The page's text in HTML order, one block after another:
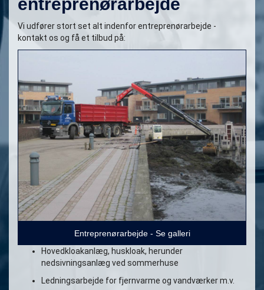
Vi udfører stort set alt indenfor entreprenørarbejde -
kontakt os og få et tilbud på:
Entreprenørarbejde - Se galleri
Hovedkloakanlæg, huskloak, herunder
nedsivningsanlæg ved sommerhuse
Ledningsarbejde for fjernvarme og vandværker m.v.